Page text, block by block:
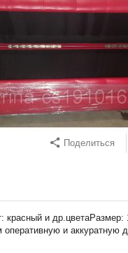
Поделиться
красный и др.цветаРазмер:
и аккуратную